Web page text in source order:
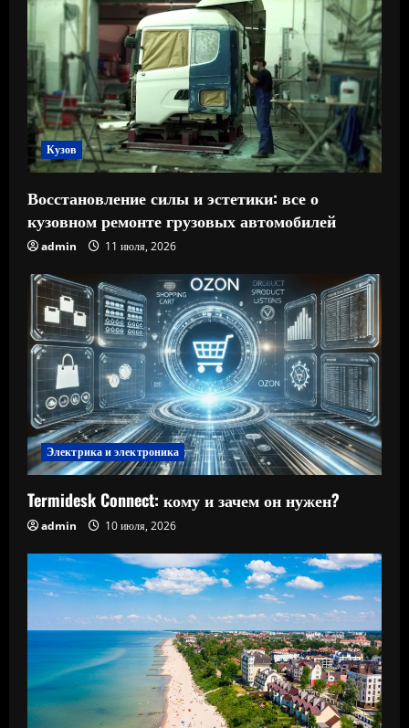
Кузов
Восстановление силы и эстетики: все о
кузовном ремонте грузовых автомобилей
admin 11 июля, 2026
Электрика и электроника
Termidesk Connect: кому и зачем он нужен?
admin 10 июля, 2026